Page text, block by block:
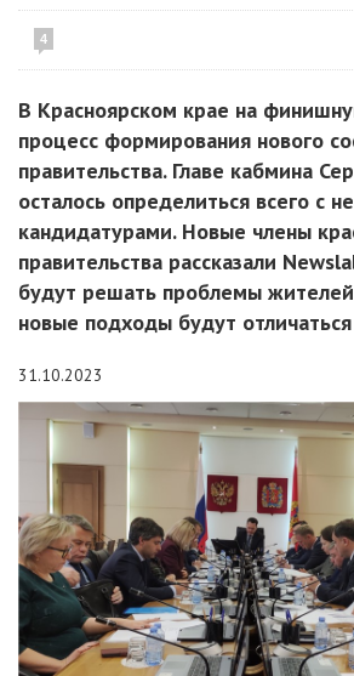
4
В Красноярском крае на
процесс формирования нового
правительства. Главе кабмина
осталось определиться всего с
кандидатурами. Новые члены
правительства рассказали
будут решать проблемы
новые подходы будут
31.10.2023